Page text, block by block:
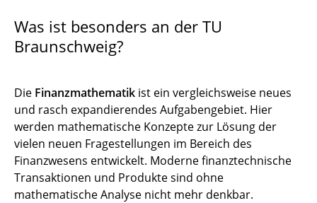
Was ist besonders an der TU
Braunschweig?
Die Finanzmathematik ist ein vergleichsweise neues
und rasch expandierendes Aufgabengebiet. Hier
werden mathematische Konzepte zur Lösung der
vielen neuen Fragestellungen im Bereich des
Finanzwesens entwickelt. Moderne finanztechnische
Transaktionen und Produkte sind ohne
mathematische Analyse nicht mehr denkbar.